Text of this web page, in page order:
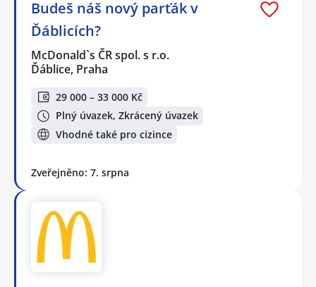
Budeš náš nový parťák v
Ďáblicích?
McDonald`s ČR spol. s r.o.
Ďáblice, Praha
29 000 – 33 000 Kč
Plný úvazek, Zkrácený úvazek
Vhodné také pro cizince
Zveřejněno: 7. srpna